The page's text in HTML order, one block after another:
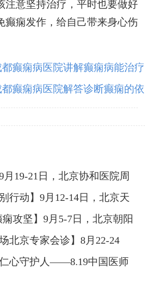
注意坚持治疗，平时也要做好
癫痫发作，给自己带来身心伤
都癫痫病医院讲解癫痫病能治疗
都癫痫病医院解答诊断癫痫的依
月19-21日，北京协和医院周
会诊，共筑全年龄段抗癫防
行动】9月12-14日，北京天
费会诊+超万元援助，护航全
痫攻坚】9月5-7日，北京朝阳
博士成都公益会诊，名额有
北京专家会诊】8月22-24
院高伟教授亲临成都免费会
心守护人——8.19中国医师